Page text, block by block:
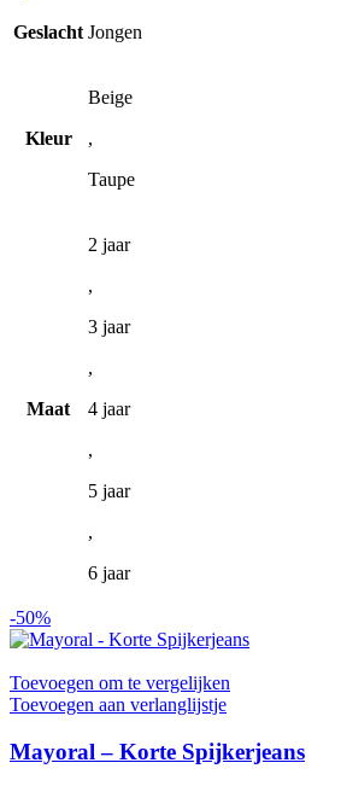
€ 29,99.€ 14,99.
heeft
Geslacht Jongen
Kleur
Beige
,
Taupe
Maat
2 jaar
,
3 jaar
,
4 jaar
,
5 jaar
,
6 jaar
-50%
Toevoegen om te vergelijken
Toevoegen aan verlanglijstje
Mayoral – Korte Spijkerjeans